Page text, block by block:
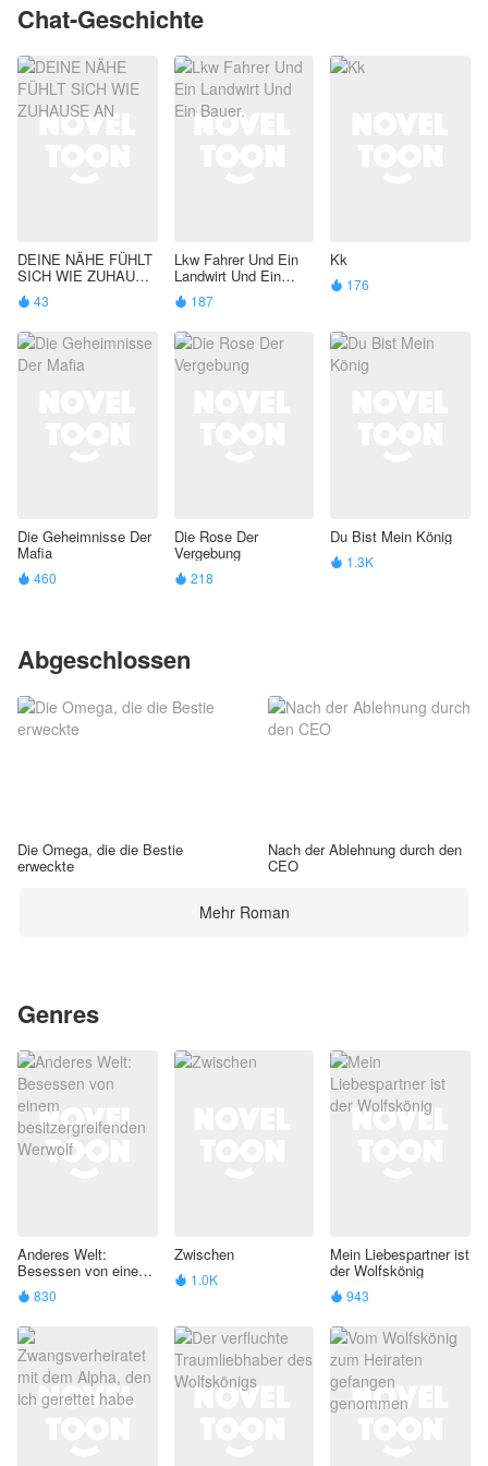
Chat-Geschichte
DEINE NÄHE FÜHLT
SICH WIE ZUHAUSE
AN
 43
Lkw Fahrer Und Ein
Landwirt Und Ein
Bauer.
 187
Kk
 176
Die Geheimnisse Der
Mafia
 460
Die Rose Der
Vergebung
 218
Du Bist Mein König
 1.3K
Abgeschlossen
Die Omega, die die Bestie
erweckte
Nach der Ablehnung durch den
CEO
Mehr Roman
Genres
Anderes Welt:
Besessen von einem
besitzergreifenden
Werwolf
 830
Zwischen
 1.0K
Mein Liebespartner ist
der Wolfskönig
 943